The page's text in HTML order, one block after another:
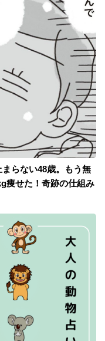
らない48歳。もう無
痩せた！奇跡の仕組み